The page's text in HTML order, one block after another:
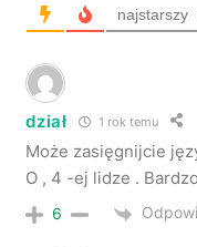
najstarszy
dział 1 rok temu
Może zasięgnijcie
O , 4 -ej lidze .
6